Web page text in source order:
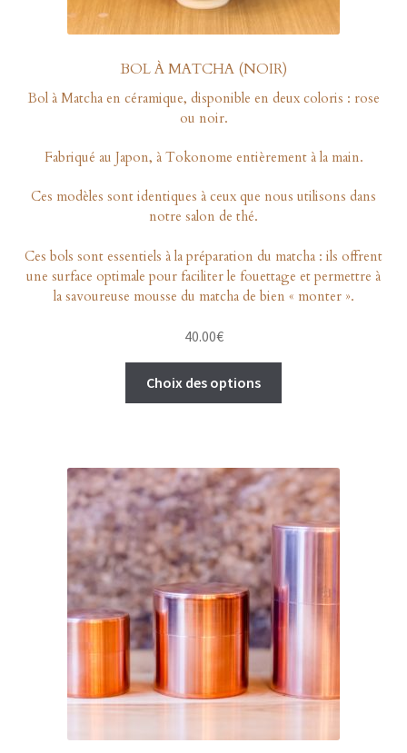
BOL À MATCHA (NOIR)
Bol à Matcha en céramique, disponible en deux coloris : rose
ou noir.
Fabriqué au Japon, à Tokonome entièrement à la main.
Ces modèles sont identiques à ceux que nous utilisons dans
notre salon de thé.
Ces bols sont essentiels à la préparation du matcha : ils offrent
une surface optimale pour faciliter le fouettage et permettre à
la savoureuse mousse du matcha de bien « monter ».
40.00€
Choix des options
Les
options
peuvent
choisies
sur
la
page
produit